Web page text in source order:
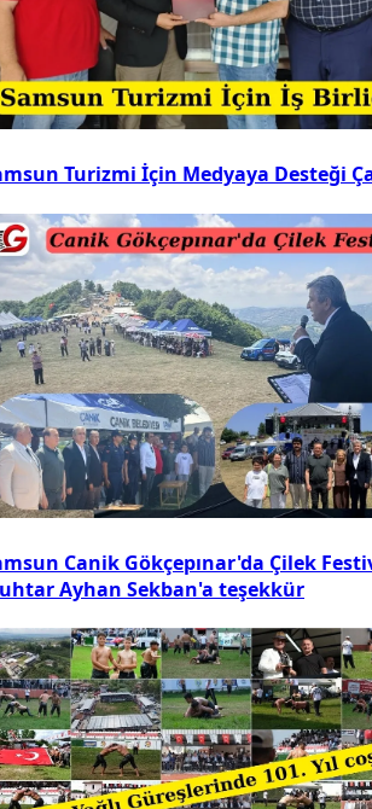
Turizmi İçin Medyaya Desteği
Canik Gökçepınar'da Çilek
Ayhan Sekban'a teşekkür